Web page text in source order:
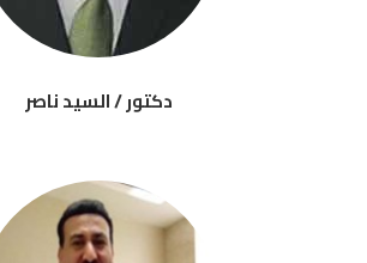
دكتور / السيد ناصر